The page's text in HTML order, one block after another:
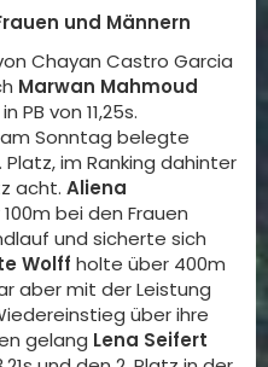
und Männern
Chayan Castro Garcia
Marwan Mahmoud
PB von 11,25s.
Sonntag belegte
Platz, im Ranking dahinter
acht. Aliena
bei den Frauen
und sicherte sich
Wolff holte über 400m
aber mit der Leistung
über ihre
gelang Lena Seifert